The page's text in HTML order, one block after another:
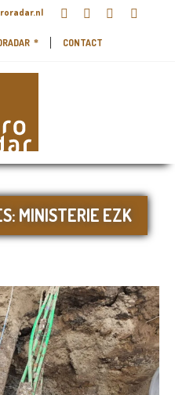
CONTACT
MINISTERIE EZK